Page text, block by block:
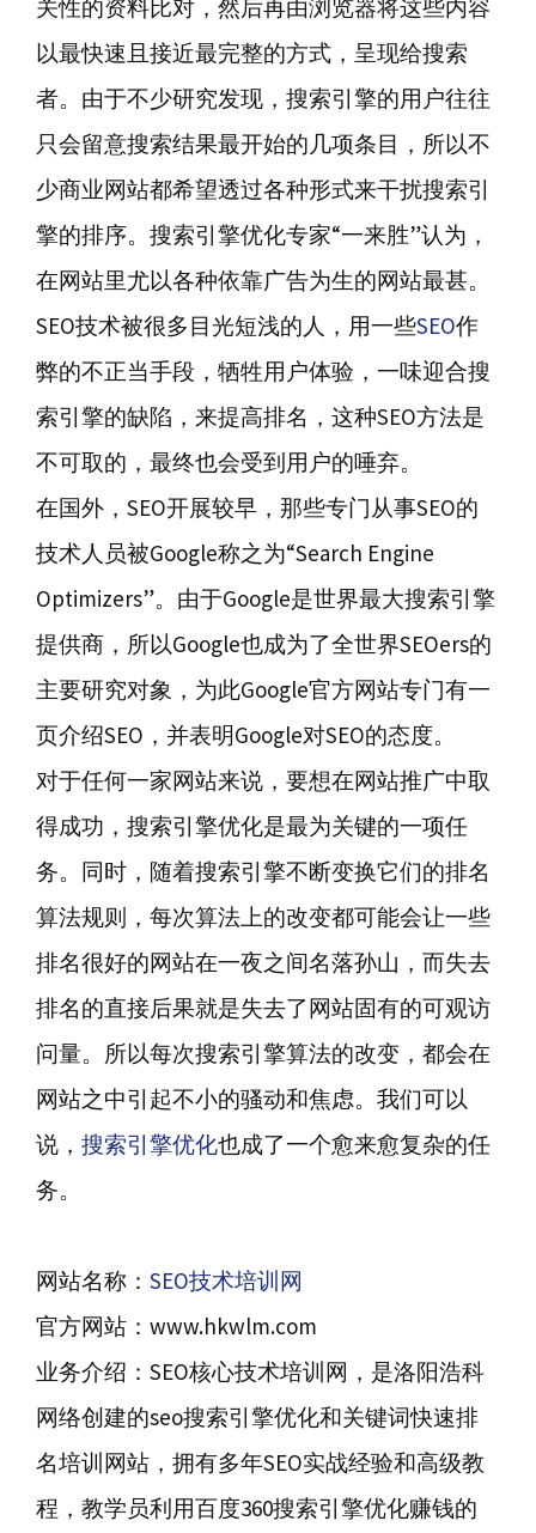
关性的资料比对，然后再由浏览器将这些内容
以最快速且接近最完整的方式，呈现给搜索
者。由于不少研究发现，搜索引擎的用户往往
只会留意搜索结果最开始的几项条目，所以不
少商业网站都希望透过各种形式来干扰搜索引
擎的排序。搜索引擎优化专家“一来胜”认为，
在网站里尤以各种依靠广告为生的网站最甚。
SEO技术被很多目光短浅的人，用一些SEO作
弊的不正当手段，牺牲用户体验，一味迎合搜
索引擎的缺陷，来提高排名，这种SEO方法是
不可取的，最终也会受到用户的唾弃。
在国外，SEO开展较早，那些专门从事SEO的
技术人员被Google称之为“Search Engine
Optimizers”。由于Google是世界最大搜索引擎
提供商，所以Google也成为了全世界SEOers的
主要研究对象，为此Google官方网站专门有一
页介绍SEO，并表明Google对SEO的态度。
对于任何一家网站来说，要想在网站推广中取
得成功，搜索引擎优化是最为关键的一项任
务。同时，随着搜索引擎不断变换它们的排名
算法规则，每次算法上的改变都可能会让一些
排名很好的网站在一夜之间名落孙山，而失去
排名的直接后果就是失去了网站固有的可观访
问量。所以每次搜索引擎算法的改变，都会在
网站之中引起不小的骚动和焦虑。我们可以
说， 搜索引擎优化也成了一个愈来愈复杂的任
务。
网站名称： SEO技术培训网
官方网站：www.hkwlm.com
业务介绍：SEO核心技术培训网，是洛阳浩科
网络创建的seo搜索引擎优化和关键词快速排
名培训网站，拥有多年SEO实战经验和高级教
程，教学员利用百度360搜索引擎优化赚钱的